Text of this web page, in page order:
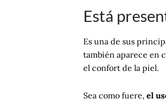
Está
Es una de sus
también aparece en
el confort de la piel.
Sea como fuere, el